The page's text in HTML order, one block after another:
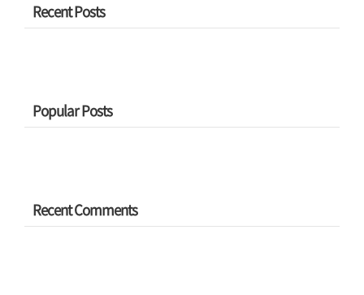
Recent Posts
Popular Posts
Recent Comments